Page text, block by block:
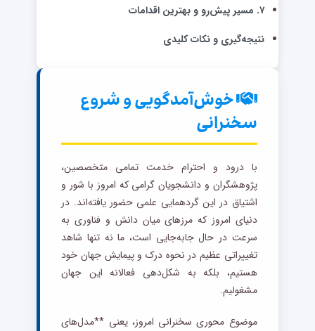
۷. مسیر پیش‌رو و بهترین اقدامات
نتیجه‌گیری و نکات کلیدی
خوش‌آمدگویی و شروع
سخنرانی
با درود و احترام خدمت تمامی متخصصین،
پژوهشگران و دانشجویان گرامی که امروز با شور و
اشتیاق در این گردهمایی علمی حضور یافته‌اند. در
دنیای امروز که مرزهای میان دانش و فناوری به
سرعت در حال جابه‌جایی است، ما نه تنها شاهد
تغییراتی عظیم در نحوه درک و پیمایش جهان خود
هستیم، بلکه به شکل‌دهی فعالانه این جهان
مشغولیم.
موضوع محوری سخنرانی امروز، یعنی **مدل‌های